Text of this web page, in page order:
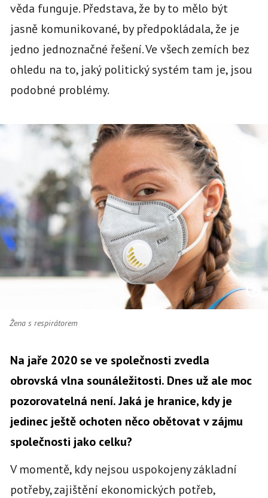
věda funguje. Představa, že by to mělo být
jasně komunikované, by předpokládala, že je
jedno jednoznačné řešení. Ve všech zemích bez
ohledu na to, jaký politický systém tam je, jsou
podobné problémy.
Žena s respirátorem
Na jaře 2020 se ve společnosti zvedla
obrovská vlna sounáležitosti. Dnes už ale moc
pozorovatelná není. Jaká je hranice, kdy je
jedinec ještě ochoten něco obětovat v zájmu
společnosti jako celku?
V momentě, kdy nejsou uspokojeny základní
potřeby, zajištění ekonomických potřeb,